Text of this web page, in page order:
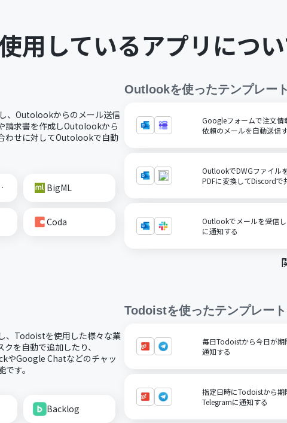
用しているアプリにつ
、Outolookからのメール送信
請求書を作成しOutolookから
わせに対してOutolookで自動
） BigML
Coda
Outlookを使ったテンプレー
Googleフォームで注文
依頼のメールを自動送信
OutlookでDWGファイル
PDFに変換してDiscordで
Outlookでメールを受信
に通知する
、Todoistを使用した様々な業
を自動で追加したり、
やGoogle Chatなどのチャッ
す。
Backlog
Todoistを使ったテンプレート
毎日Todoistから今日が
通知する
指定日時にTodoistから期
Telegramに通知する